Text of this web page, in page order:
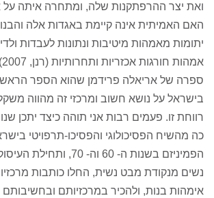
ואת יצר ההרפתקנות שלה, ומתחרה איתה
האם האמיתית אינה קיימת באגדות אלה
יתומות מאמהות מיטיבות ונתונות לעבדות
אמהות חורגות אכזריות ותחרותיות (רנן, 2007).
ספרה של אריאלה פרידמן שהוא הספר
בישראל על נושא חשוב ומרכזי זה מהווה
רווחת זו. פעמים רבות אני תוהה כיצד יתכן
כה מהשיח הפסיכולוגי והפסיכו-תרפויטי
הפמיניזם בשנות ה- 60 וה-
נשים מנקודת מבט נשית, החלו כותבות
אימהות בנות, ולהכיר במרכזיותם